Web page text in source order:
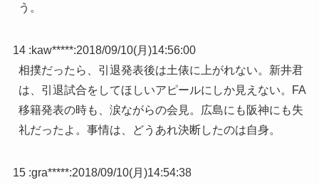
う。
14 :kaw*****:2018/09/10(月)14:56:00
相撲だったら、引退発表後は土俵に上がれない。新井君
は、引退試合をしてほしいアピールにしか見えない。FA
移籍発表の時も、涙ながらの会見。広島にも阪神にも失
礼だったよ。事情は、どうあれ決断したのは自身。
15 :gra*****:2018/09/10(月)14:54:38